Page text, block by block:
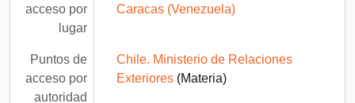
acceso por
lugar
Caracas (Venezuela)
Puntos de
acceso por
autoridad
Chile. Ministerio de Relaciones
Exteriores(Materia)